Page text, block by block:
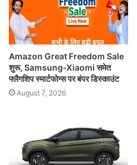
Amazon Great Freedom Sale
शुरू, Samsung-Xiaomi समेत
फ्लैगशिप स्मार्टफोन्स पर बंपर डिस्काउंट
August 7, 2026